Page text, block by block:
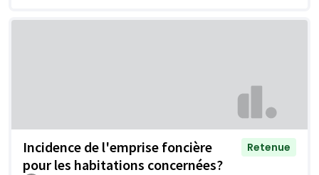
Incidence de l'emprise foncière
pour les habitations concernées?
Retenue